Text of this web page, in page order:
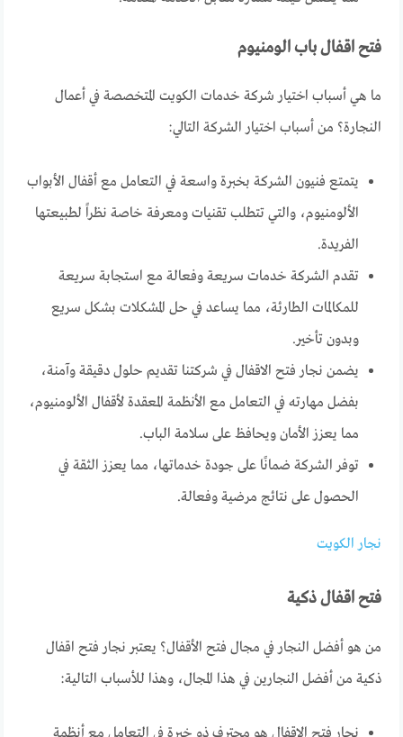
فتح اقفال باب الومنيوم
ما هي أسباب اختيار شركة خدمات الكويت المتخصصة في أعمال
النجارة؟ من أسباب اختيار الشركة التالي:
يتمتع فنيون الشركة بخبرة واسعة في التعامل مع أقفال الأبواب
الألومنيوم، والتي تتطلب تقنيات ومعرفة خاصة نظراً لطبيعتها
الفريدة.
تقدم الشركة خدمات سريعة وفعالة مع استجابة سريعة
للمكالمات الطارئة، مما يساعد في حل المشكلات بشكل سريع
وبدون تأخير.
يضمن نجار فتح الاقفال في شركتنا تقديم حلول دقيقة وآمنة،
بفضل مهارته في التعامل مع الأنظمة المعقدة لأقفال الألومنيوم،
مما يعزز الأمان ويحافظ على سلامة الباب.
توفر الشركة ضمانًا على جودة خدماتها، مما يعزز الثقة في
الحصول على نتائج مرضية وفعالة.
نجار الكويت
فتح اقفال ذكية
من هو أفضل النجار في مجال فتح الأقفال؟ يعتبر نجار فتح اقفال
ذكية من أفضل النجارين في هذا المجال، وهذا للأسباب التالية: